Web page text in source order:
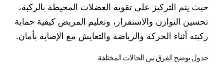
حيث يتم التركيز على تقوية العضلات المحيطة بالركبة،
تحسين التوازن والاستقرار، وتعليم المريض كيفية حماية
ركبته أثناء الحركة والرياضة والتعايش مع الإصابة بأمان.
جدول يوضح الفرق بين الحالات المختلفة